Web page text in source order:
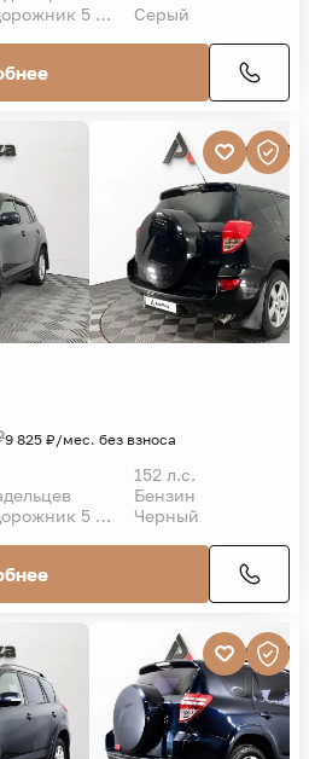
Внедорожник 5 дв. Серый
9 825 ₽/мес. без взноса
152 л.с.
Бензин
Внедорожник 5 дв. Черный